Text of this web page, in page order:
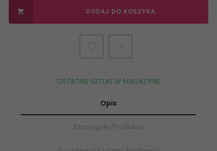
 DODAJ DO KOSZYKA
OSTATNIE SZTUKI W MAGAZYNIE
Opis